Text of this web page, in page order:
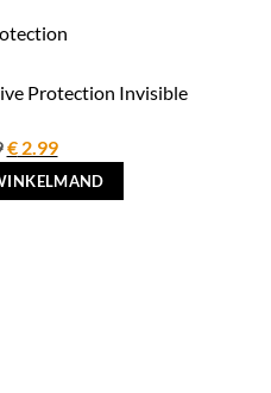
Protection Invisible
Oorspronkelijke
prijs
was:
€2.99Huidige
prijs
is: